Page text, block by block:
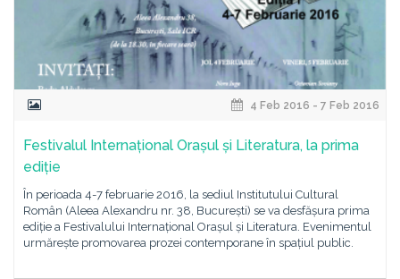
4 Feb 2016 - 7 Feb 2016
Festivalul Internațional Orașul și Literatura, la prima
ediție
În perioada 4-7 februarie 2016, la sediul Institutului Cultural
Român (Aleea Alexandru nr. 38, București) se va desfășura prima
ediție a Festivalului Internațional Orașul și Literatura. Evenimentul
urmărește promovarea prozei contemporane în spațiul public.